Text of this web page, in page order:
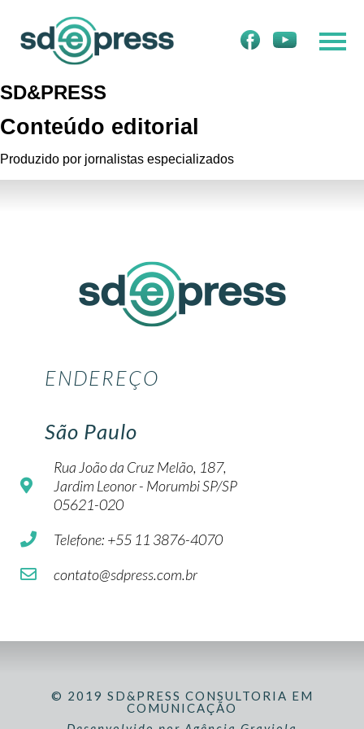
SD&PRESS
Conteúdo editorial
Produzido por jornalistas especializados
ENDEREÇO
São Paulo
Rua João da Cruz Melão, 187,
Jardim Leonor - Morumbi SP/SP
05621-020
Telefone: +55 11 3876-4070
contato@sdpress.com.br
© 2019 SD&PRESS CONSULTORIA EM
COMUNICAÇÃO